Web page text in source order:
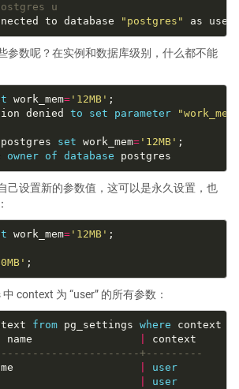
u
to database
"postgres" as
参数呢？在实例和数据库级别，什么都不能
work_mem='12MB'
denied to set parameter
postgres set work_mem='12MB'
owner of database
己设置新的参数值，这可以是永久设置，也
work_mem='12MB'
context 为 “user” 的所有参数：
from pg_settings where context
name
user
user